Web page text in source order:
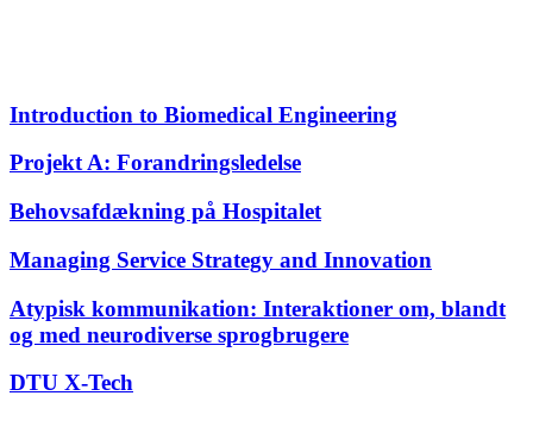
Introduction to Biomedical Engineering
Projekt A: Forandringsledelse
Behovsafdækning på Hospitalet
Managing Service Strategy and Innovation
Atypisk kommunikation: Interaktioner om, blandt
og med neurodiverse sprogbrugere
DTU X-Tech